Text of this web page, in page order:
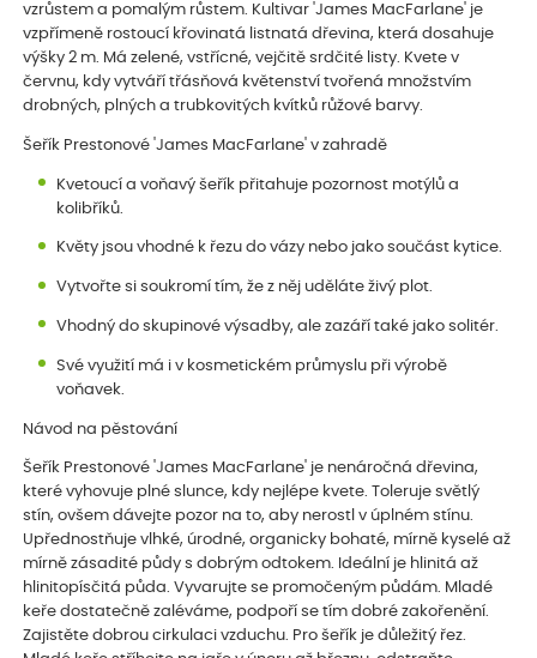
vzrůstem a pomalým růstem. Kultivar 'James MacFarlane' je
vzpřímeně rostoucí křovinatá listnatá dřevina, která dosahuje
výšky 2 m. Má zelené, vstřícné, vejčitě srdčité listy. Kvete v
červnu, kdy vytváří třásňová květenství tvořená množstvím
drobných, plných a trubkovitých kvítků růžové barvy.
Šeřík Prestonové 'James MacFarlane' v zahradě
Kvetoucí a voňavý šeřík přitahuje pozornost motýlů a
kolibříků.
Květy jsou vhodné k řezu do vázy nebo jako součást kytice.
Vytvořte si soukromí tím, že z něj uděláte živý plot.
Vhodný do skupinové výsadby, ale zazáří také jako solitér.
Své využití má i v kosmetickém průmyslu při výrobě
voňavek.
Návod na pěstování
Šeřík Prestonové 'James MacFarlane' je nenáročná dřevina,
které vyhovuje plné slunce, kdy nejlépe kvete. Toleruje světlý
stín, ovšem dávejte pozor na to, aby nerostl v úplném stínu.
Upřednostňuje vlhké, úrodné, organicky bohaté, mírně kyselé až
mírně zásadité půdy s dobrým odtokem. Ideální je hlinitá až
hlinitopísčitá půda. Vyvarujte se promočeným půdám. Mladé
keře dostatečně zaléváme, podpoří se tím dobré zakořenění.
Zajistěte dobrou cirkulaci vzduchu. Pro šeřík je důležitý řez.